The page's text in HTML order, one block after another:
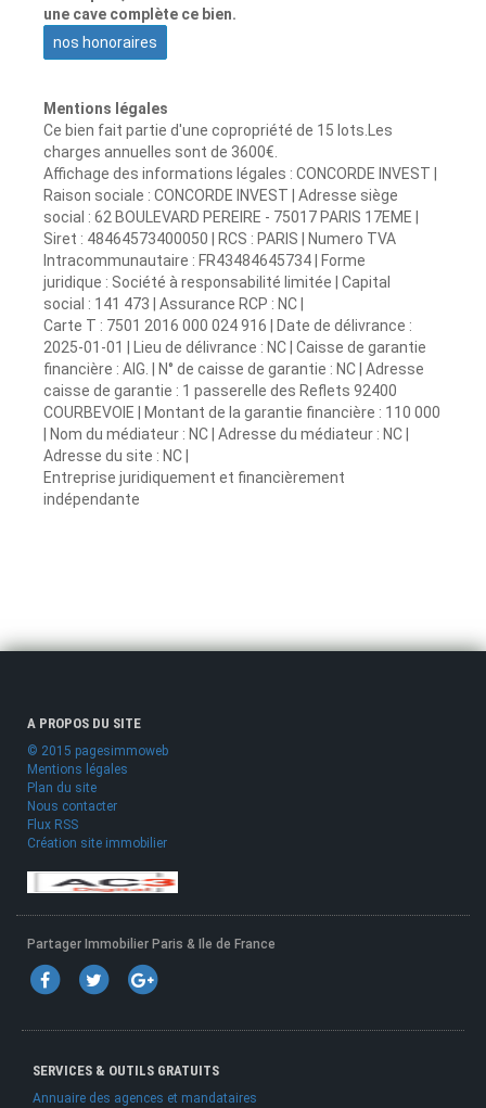
une cave complète ce bien.
nos honoraires
Mentions légales
Ce bien fait partie d'une copropriété de 15 lots.Les
charges annuelles sont de 3600€.
Affichage des informations légales : CONCORDE INVEST |
Raison sociale : CONCORDE INVEST | Adresse siège
social : 62 BOULEVARD PEREIRE - 75017 PARIS 17EME |
Siret : 48464573400050 | RCS : PARIS | Numero TVA
Intracommunautaire : FR43484645734 | Forme
juridique : Société à responsabilité limitée | Capital
social : 141 473 | Assurance RCP : NC |
Carte T : 7501 2016 000 024 916 | Date de délivrance :
2025-01-01 | Lieu de délivrance : NC | Caisse de garantie
financière : AIG. | N° de caisse de garantie : NC | Adresse
caisse de garantie : 1 passerelle des Reflets 92400
COURBEVOIE | Montant de la garantie financière : 110 000
| Nom du médiateur : NC | Adresse du médiateur : NC |
Adresse du site : NC |
Entreprise juridiquement et financièrement
indépendante
A PROPOS DU SITE
© 2015 pagesimmoweb
Mentions légales
Plan du site
Nous contacter
Flux RSS
Création site immobilier
Partager Immobilier Paris & Ile de France
SERVICES & OUTILS GRATUITS
Annuaire des agences et mandataires